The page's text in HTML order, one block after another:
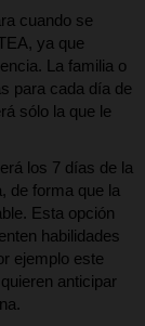
cuando se
ya que
La familia o
para cada día de
sólo la que le
los 7 días de la
de forma que la
Esta opción
habilidades
ejemplo este
anticipar